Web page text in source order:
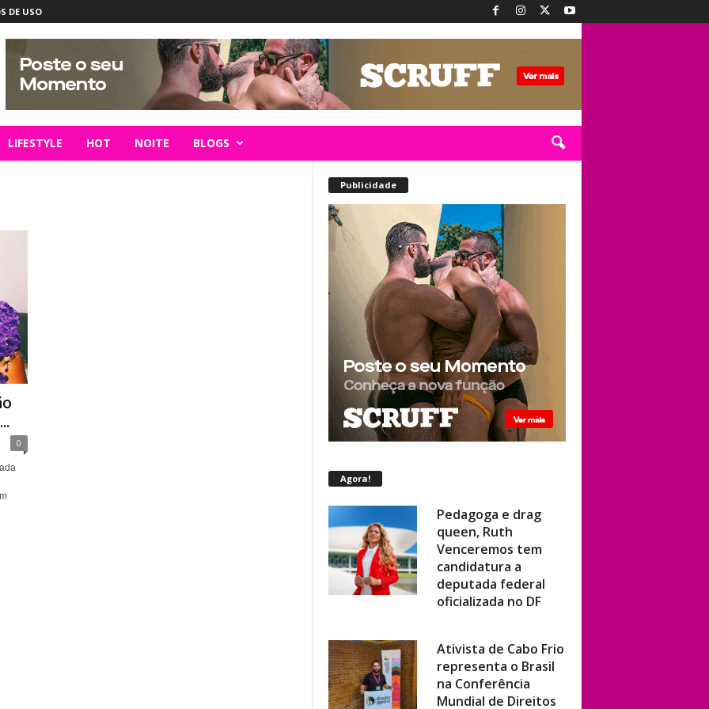
DE USO
LIFESTYLE HOT NOITE BLOGS
0
Publicidade
Agora!
Pedagoga e drag
queen, Ruth
Venceremos tem
candidatura a
deputada federal
oficializada no DF
Ativista de Cabo Frio
representa o Brasil
na Conferência
Mundial de Direitos